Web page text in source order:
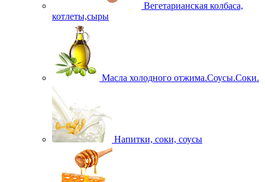
Вегетарианская колбаса,
котлеты,сыры
Масла холодного отжима.Соусы.Соки.
Напитки, соки, соусы